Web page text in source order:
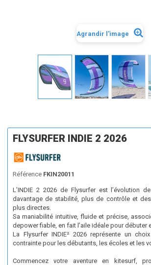
Agrandir l'image
FLYSURFER INDIE 2 2026
Référence FKIN20011
L’INDIE 2 2026 de Flysurfer est l’évolution
davantage de stabilité, plus de contrôle et
plus directes.
Sa maniabilité intuitive, fluide et précise,
depower fiable, en fait l’aile idéale pour débuter
La Flysurfer INDIE² 2026 représente un
contrainte pour les débutants, les écoles et les
Commencez votre aventure en kitesurf,